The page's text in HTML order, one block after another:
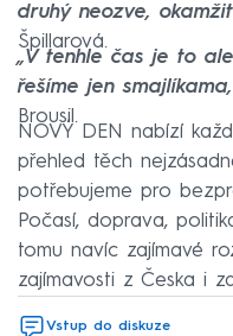
druhý neozve,
Špillarová.
„V tenhle čas je to
řešíme jen
Brousil.
NOVÝ DEN nabízí
přehled těch
potřebujeme pro
Počasí, doprava,
tomu navíc zajímavé
zajímavosti z Česka i
Vstup do diskuze